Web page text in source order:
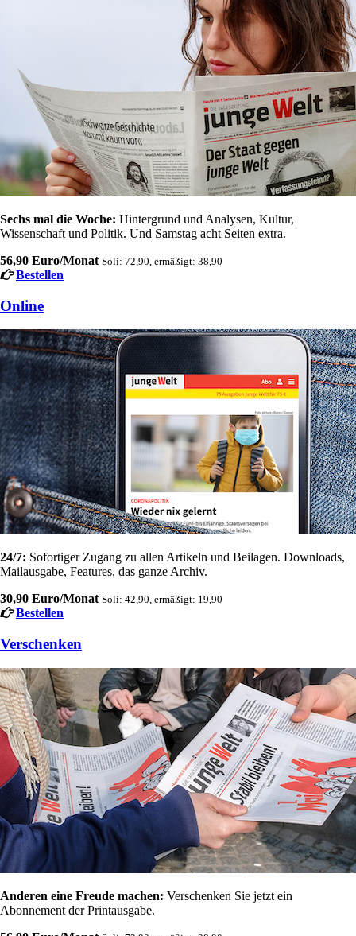
Sechs mal die Woche: Hintergrund und Analysen, Kultur,
Wissenschaft und Politik. Und Samstag acht Seiten extra.
56,90 Euro/Monat Soli: 72,90, ermäßigt: 38,90
Bestellen
Online
24/7: Sofortiger Zugang zu allen Artikeln und Beilagen. Downloads,
Mailausgabe, Features, das ganze Archiv.
30,90 Euro/Monat Soli: 42,90, ermäßigt: 19,90
Bestellen
Verschenken
Anderen eine Freude machen: Verschenken Sie jetzt ein
Abonnement der Printausgabe.